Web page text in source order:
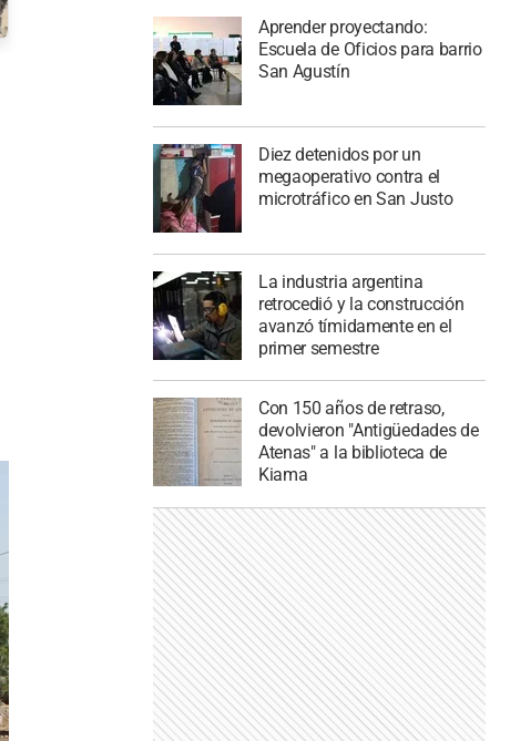
Aprender proyectando:
Escuela de Oficios para barrio
San Agustín
Diez detenidos por un
megaoperativo contra el
microtráfico en San Justo
La industria argentina
retrocedió y la construcción
avanzó tímidamente en el
primer semestre
Con 150 años de retraso,
devolvieron "Antigüedades de
Atenas" a la biblioteca de
Kiama